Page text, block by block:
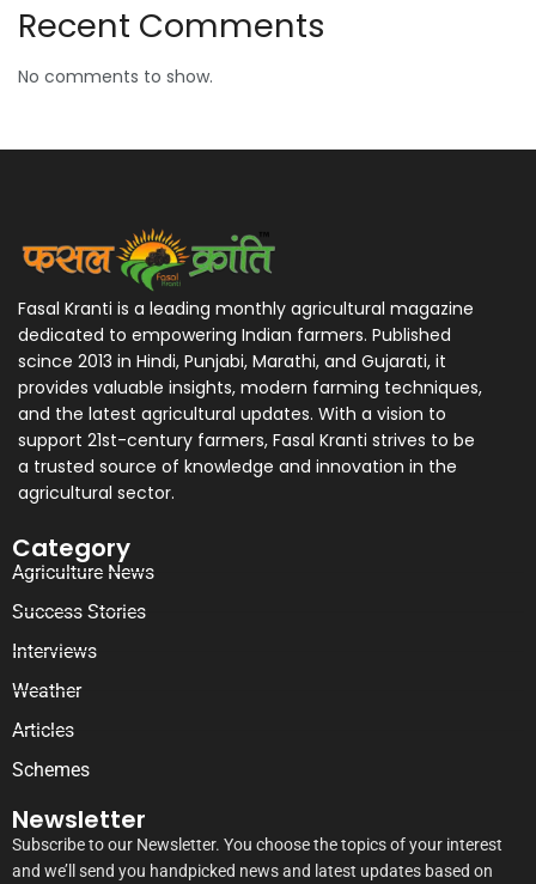
Recent Comments
No comments to show.
Fasal Kranti is a leading monthly agricultural magazine
dedicated to empowering Indian farmers. Published
scince 2013 in Hindi, Punjabi, Marathi, and Gujarati, it
provides valuable insights, modern farming techniques,
and the latest agricultural updates. With a vision to
support 21st-century farmers, Fasal Kranti strives to be
a trusted source of knowledge and innovation in the
agricultural sector.
Category
Agriculture News
Success Stories
Interviews
Weather
Articles
Schemes
Newsletter
Subscribe to our Newsletter. You choose the topics of your interest
and we’ll send you handpicked news and latest updates based on